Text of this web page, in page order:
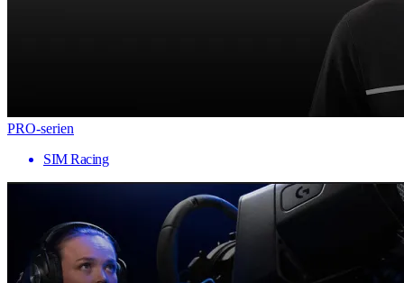
PRO-serien
SIM Racing